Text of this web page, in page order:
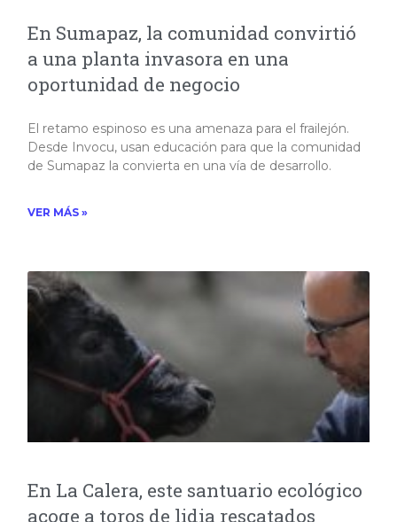
En Sumapaz, la comunidad convirtió
a una planta invasora en una
oportunidad de negocio
El retamo espinoso es una amenaza para el frailejón.
Desde Invocu, usan educación para que la comunidad
de Sumapaz la convierta en una vía de desarrollo. ​
VER MÁS »
En La Calera, este santuario ecológico
acoge a toros de lidia rescatados